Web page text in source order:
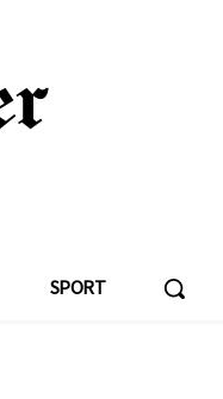
SPORT